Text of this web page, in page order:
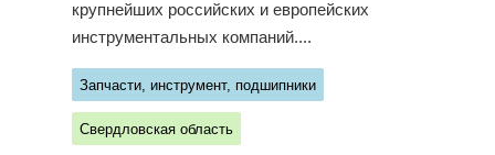
крупнейших российских и европейских
инструментальных компаний....
Запчасти, инструмент, подшипники
Свердловская область